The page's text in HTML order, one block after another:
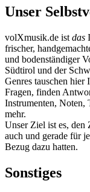
Unser
volXmusik.de ist das
frischer,
und bodenständiger
Südtirol und der
Genres tauschen hier
Fragen, finden
Instrumenten, Noten,
mehr.
Unser Ziel ist es,
auch und gerade für
Bezug dazu hatten.
Sonstiges